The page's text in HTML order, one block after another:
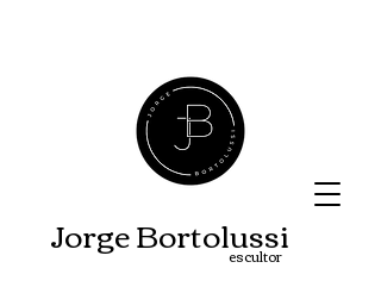
Jorge Bortolussi
escultor